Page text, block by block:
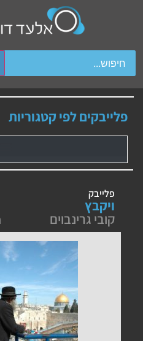
or with swipe gestures.
פלייבקים לפי קטגוריות
פלייבק
ויקבץ
קובי גרינבוים